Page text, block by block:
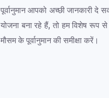
पूर्वानुमान आपको अच्छी जानकारी दे
योजना बना रहे हैं, तो हम विशेष
मौसम के पूर्वानुमान की समीक्षा करें।